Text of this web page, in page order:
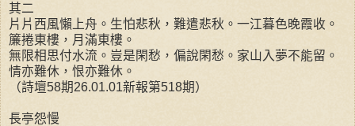
其二
片片西風懶上舟。生怕悲秋，難遣悲秋。一江暮色晚霞收。
簾捲東樓，月滿東樓。
無限相思付水流。豈是閑愁，偏說閑愁。家山入夢不能留。
情亦難休，恨亦難休。
（詩壇58期26.01.01新報第518期）
長亭怨慢